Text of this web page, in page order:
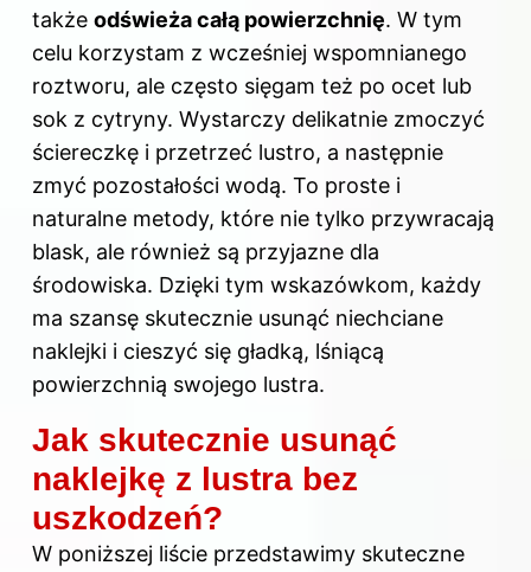
także odświeża całą powierzchnię. W tym
celu korzystam z wcześniej wspomnianego
roztworu, ale często sięgam też po ocet lub
sok z cytryny. Wystarczy delikatnie zmoczyć
ściereczkę i przetrzeć lustro, a następnie
zmyć pozostałości wodą. To proste i
naturalne metody, które nie tylko przywracają
blask, ale również są przyjazne dla
środowiska. Dzięki tym wskazówkom, każdy
ma szansę skutecznie usunąć niechciane
naklejki i cieszyć się gładką, lśniącą
powierzchnią swojego lustra.
Jak skutecznie usunąć
naklejkę z lustra bez
uszkodzeń?
W poniższej liście przedstawimy skuteczne